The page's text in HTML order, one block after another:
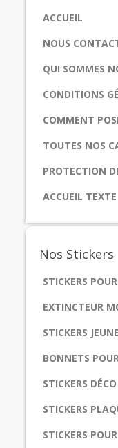
ACCUEIL
NOUS
QUI SOMMES
CONDITIONS
COMMENT
TOUTES NOS
PROTECTION
ACCUEIL TEXTE
Nos Stickers
STICKERS
EXTINCTEUR
STICKERS
BONNETS
STICKERS
STICKERS
STICKERS